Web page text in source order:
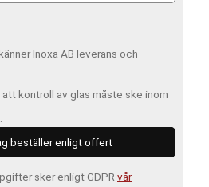
Inoxa AB leverans och
kontroll av glas måste ske inom
sker enligt GDPRvår